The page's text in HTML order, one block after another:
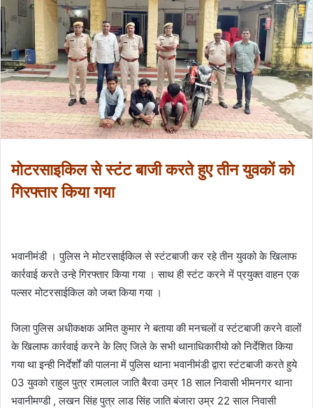
मोटरसाइकिल से स्टंट बाजी करते हुए तीन युवकों को
गिरफ्तार किया गया
भवानीमंडी । पुलिस ने मोटरसाईकिल से स्टंटबाजी कर रहे तीन युवको के खिलाफ
कार्रवाई करते उन्हे गिरफ्तार किया गया । साथ ही स्टंट करने में प्रयुक्त वाहन एक
पल्सर मोटरसाईकिल को जब्त किया गया ।
जिला पुलिस अधीकक्षक अमित कुमार ने बताया की मनचलों व स्टंटबाजी करने वालों
के खिलाफ कार्रवाई करने के लिए जिले के सभी थानाधिकारीयो को निर्देशित किया
गया था इन्ही निर्देर्शों की पालना में पुलिस थाना भवानीमंडी द्वारा स्टंटबाजी करते हुये
03 युवको राहुल पुत्र रामलाल जाति बैरवा उम्र 18 साल निवासी भीमनगर थाना
भवानीमण्डी , लखन सिंह पुत्र लाड सिंह जाति बंजारा उम्र 22 साल निवासी